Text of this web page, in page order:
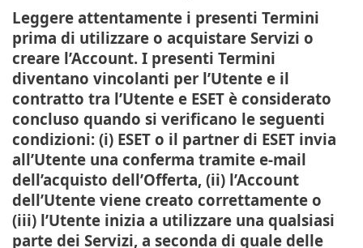
Leggere attentamente i presenti Termini
prima di utilizzare o acquistare Servizi o
creare l’Account. I presenti Termini
diventano vincolanti per l’Utente e il
contratto tra l’Utente e ESET è considerato
concluso quando si verificano le seguenti
condizioni: (i) ESET o il partner di ESET invia
all’Utente una conferma tramite e-mail
dell’acquisto dell’Offerta, (ii) l’Account
dell’Utente viene creato correttamente o
(iii) l’Utente inizia a utilizzare una qualsiasi
parte dei Servizi, a seconda di quale delle